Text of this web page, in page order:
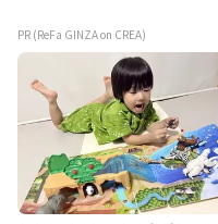
PR (ReFa GINZA on CREA)